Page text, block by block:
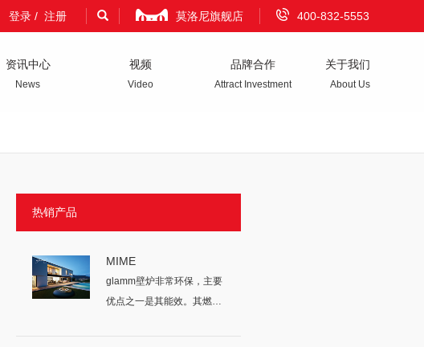
400-832-5553
莫洛尼旗舰店
登录 / 注册
资讯中心
News
视频
Video
品牌合作
Attract Investment
关于我们
About Us
热销产品
MIME
glamm壁炉非常环保，主要
优点之一是其能效。其燃烧